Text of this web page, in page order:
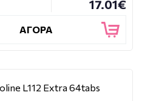
17.01€
ΑΓΟΡΑ
L112 Extra 64tabs